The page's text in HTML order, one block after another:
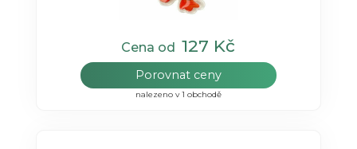
Cena od127 Kč
Porovnat ceny
nalezeno v 1 obchodě